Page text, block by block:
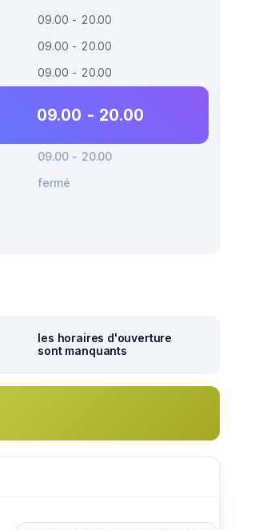
09.00 - 20.00
09.00 - 20.00
09.00 - 20.00
09.00 - 20.00
09.00 - 20.00
fermé
les horaires d'ouverture
sont manquants